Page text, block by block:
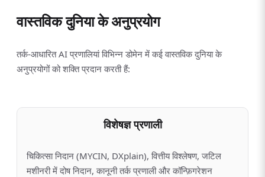
वास्तविक दुनिया के अनुप्रयोग
तर्क-आधारित AI प्रणालियां विभिन्न डोमेन में कई वास्तविक दुनिया के
अनुप्रयोगों को शक्ति प्रदान करती हैं:
विशेषज्ञ प्रणाली
चिकित्सा निदान (MYCIN, DXplain), वित्तीय विश्लेषण, जटिल
मशीनरी में दोष निदान, कानूनी तर्क प्रणाली और कॉन्फ़िगरेशन